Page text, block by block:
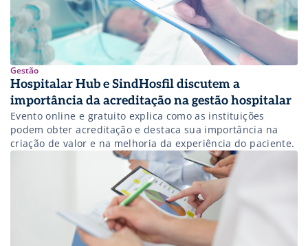
Gestão
Hospitalar Hub e SindHosfil discutem a
importância da acreditação na gestão hospitalar
Evento online e gratuito explica como as instituições
podem obter acreditação e destaca sua importância na
criação de valor e na melhoria da experiência do paciente.